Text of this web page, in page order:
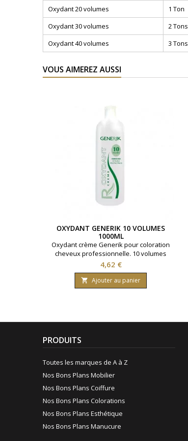
Oxydant 20 volumes
1 Ton
Oxydant 30 volumes
2 Tons
Oxydant 40 volumes
3 Tons
VOUS AIMEREZ AUSSI
OXYDANT GENERIK 10 VOLUMES
1000ML
Oxydant crème Generik pour coloration
cheveux professionnelle. 10 volumes
contenant 3% d'eau oxygénée. Formule
avec une enrichissement en huile
protectrice reine des près ( limnanthes
alba ).Bouteille contenant 1000 ml.
Prix
4,62 €
 Ajouter au panier
PRODUITS
Toutes les marques de A à Z
Nos Bons Plans Mobilier
Nos Bons Plans Coiffure
Nos Bons Plans Colorations
Nos Bons Plans Esthétique
Nos Bons Plans Manucure